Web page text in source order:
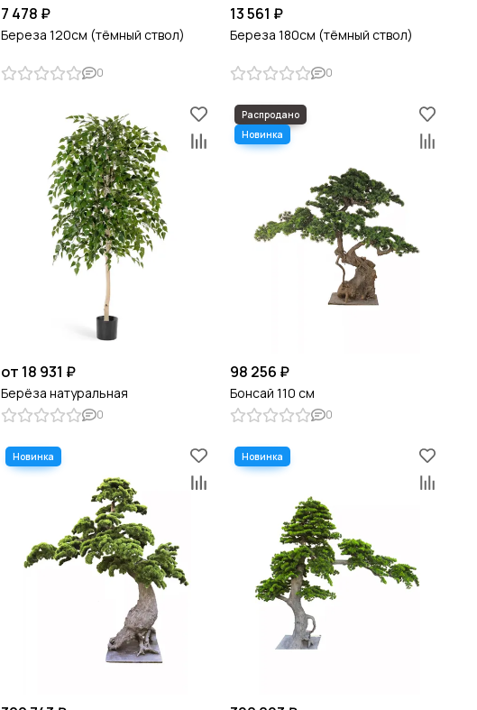
7 478 ₽
Береза 120см (тёмный ствол)
0
13 561 ₽
Береза 180см (тёмный ствол)
0
от 18 931 ₽
Берёза натуральная
0
98 256 ₽
Бонсай 110 см
0